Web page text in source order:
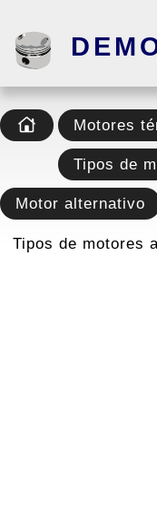
Motores
Tipos de
Motor alternativo
Tipos de motores